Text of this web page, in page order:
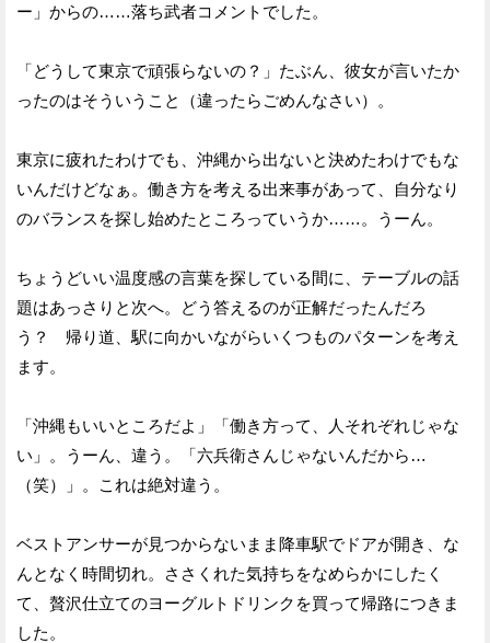
ー」からの……落ち武者コメントでした。
「どうして東京で頑張らないの？」たぶん、彼女が言いたか
ったのはそういうこと（違ったらごめんなさい）。
東京に疲れたわけでも、沖縄から出ないと決めたわけでもな
いんだけどなぁ。働き方を考える出来事があって、自分なり
のバランスを探し始めたところっていうか……。うーん。
ちょうどいい温度感の言葉を探している間に、テーブルの話
題はあっさりと次へ。どう答えるのが正解だったんだろ
う？ 帰り道、駅に向かいながらいくつものパターンを考え
ます。
「沖縄もいいところだよ」「働き方って、人それぞれじゃな
い」。うーん、違う。「六兵衛さんじゃないんだから…
（笑）」。これは絶対違う。
ベストアンサーが見つからないまま降車駅でドアが開き、な
んとなく時間切れ。ささくれた気持ちをなめらかにしたく
て、贅沢仕立てのヨーグルトドリンクを買って帰路につきま
した。